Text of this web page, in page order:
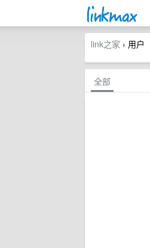
link之家 › 用户
全部